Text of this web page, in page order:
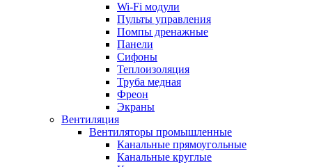
Wi-Fi модули
Пульты управления
Помпы дренажные
Панели
Сифоны
Теплоизоляция
Труба медная
Фреон
Экраны
Вентиляция
Вентиляторы промышленные
Канальные прямоугольные
Канальные круглые